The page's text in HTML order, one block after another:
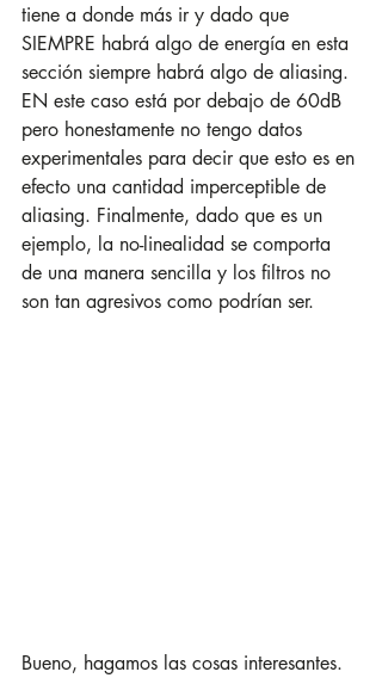
tiene a donde más ir y dado que
SIEMPRE habrá algo de energía en esta
sección siempre habrá algo de aliasing.
EN este caso está por debajo de 60dB
pero honestamente no tengo datos
experimentales para decir que esto es en
efecto una cantidad imperceptible de
aliasing. Finalmente, dado que es un
ejemplo, la no-linealidad se comporta
de una manera sencilla y los filtros no
son tan agresivos como podrían ser.
Bueno, hagamos las cosas interesantes.